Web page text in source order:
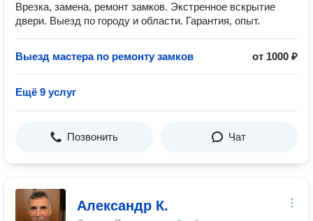
Врезка, замена, ремонт замков. Экстренное вскрытие
двери. Выезд по городу и области. Гарантия, опыт.
Выезд мастера по ремонту замков от 1000 ₽
Ещё 9 услуг
Позвонить Чат
Александр К.